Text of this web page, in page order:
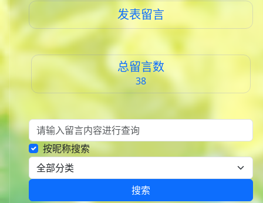
发表留言
总留言数
38
按昵称搜索
搜索